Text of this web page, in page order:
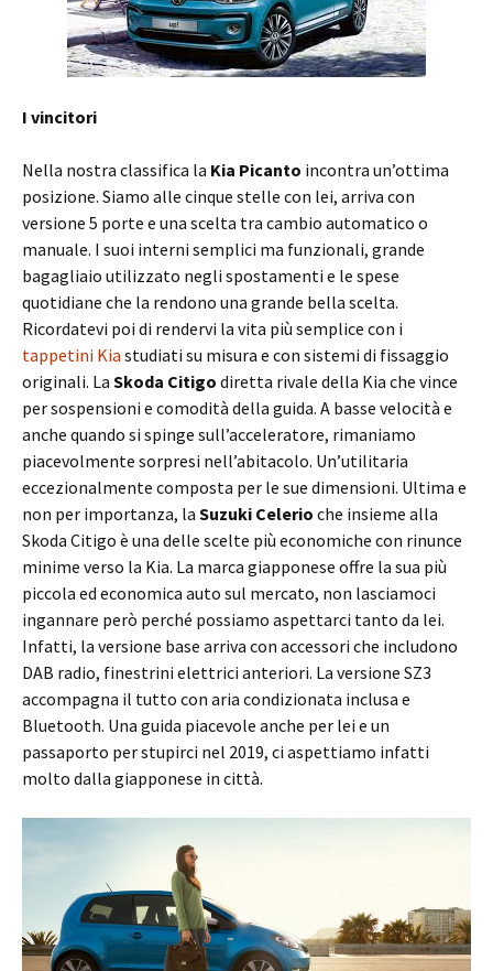
I vincitori
Nella nostra classifica la Kia Picanto incontra un’ottima
posizione. Siamo alle cinque stelle con lei, arriva con
versione 5 porte e una scelta tra cambio automatico o
manuale. I suoi interni semplici ma funzionali, grande
bagagliaio utilizzato negli spostamenti e le spese
quotidiane che la rendono una grande bella scelta.
Ricordatevi poi di rendervi la vita più semplice con i
tappetini Kia studiati su misura e con sistemi di fissaggio
originali. La Skoda Citigo diretta rivale della Kia che vince
per sospensioni e comodità della guida. A basse velocità e
anche quando si spinge sull’acceleratore, rimaniamo
piacevolmente sorpresi nell’abitacolo. Un’utilitaria
eccezionalmente composta per le sue dimensioni. Ultima e
non per importanza, la Suzuki Celerio che insieme alla
Skoda Citigo è una delle scelte più economiche con rinunce
minime verso la Kia. La marca giapponese offre la sua più
piccola ed economica auto sul mercato, non lasciamoci
ingannare però perché possiamo aspettarci tanto da lei.
Infatti, la versione base arriva con accessori che includono
DAB radio, finestrini elettrici anteriori. La versione SZ3
accompagna il tutto con aria condizionata inclusa e
Bluetooth. Una guida piacevole anche per lei e un
passaporto per stupirci nel 2019, ci aspettiamo infatti
molto dalla giapponese in città.